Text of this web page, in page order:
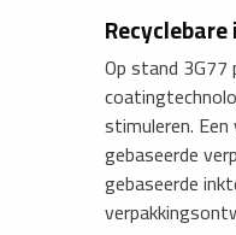
Op stand
stimuleren.
gebaseerde
gebaseerde